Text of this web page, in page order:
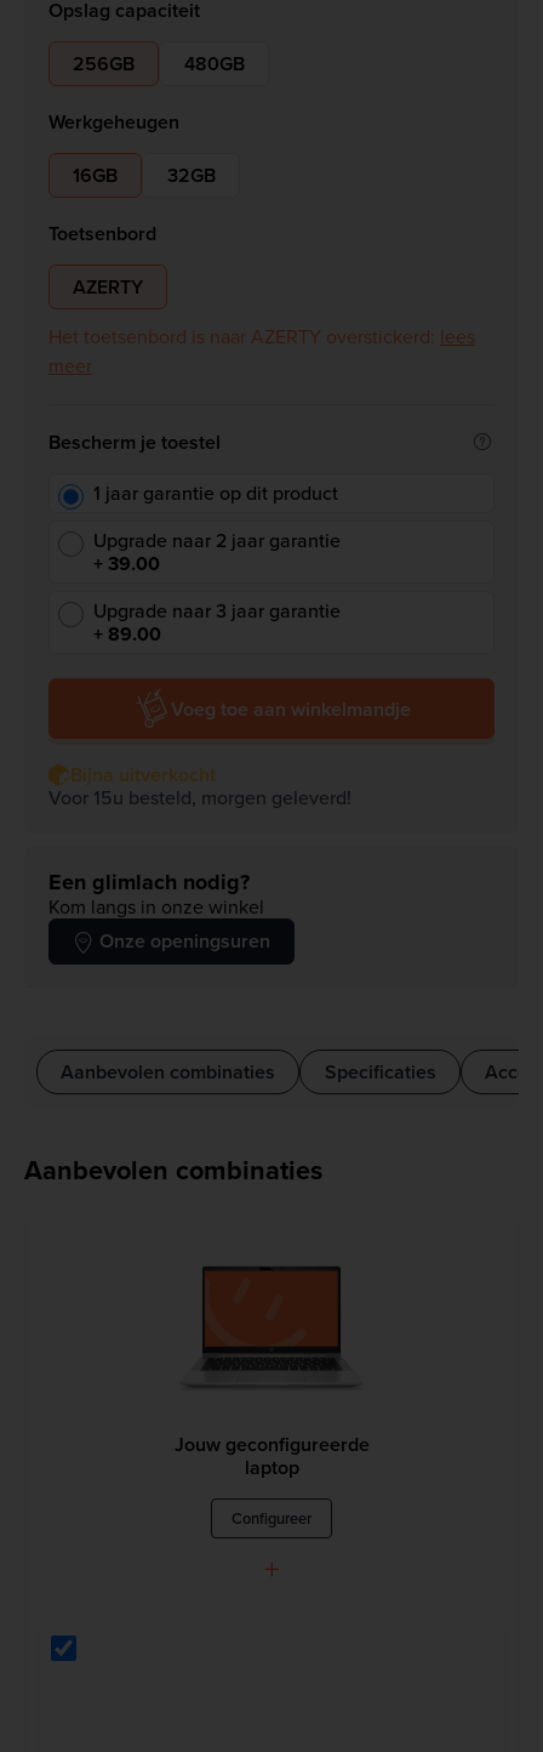
Opslag capaciteit
256GB
480GB
Werkgeheugen
16GB
32GB
Toetsenbord
AZERTY
Het toetsenbord is naar AZERTY overstickerd: lees
meer
Bescherm je toestel
1 jaar garantie op dit product
Upgrade naar 2 jaar garantie
+ 39.00
Upgrade naar 3 jaar garantie
+ 89.00
Voeg toe aan winkelmandje
Bijna uitverkocht
Voor 15u besteld, morgen geleverd!
Een glimlach nodig?
Kom langs in onze winkel
Onze openingsuren
Aanbevolen combinaties Specificaties
Aanbevolen combinaties
Jouw geconfigureerde
laptop
Configureer
+